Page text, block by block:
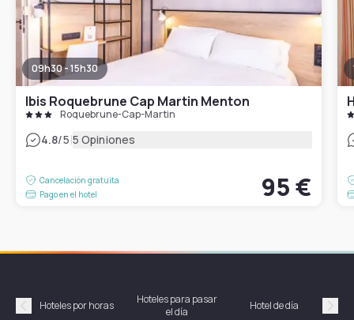
09h30 - 15h30
Ibis Roquebrune Cap Martin Menton
Roquebrune-Cap-Martin
4.8/5|5 Opiniones
Cancelación gratuita
Pago en el hotel
95 €
Précédent
Hoteles por horas
Hoteles para pasar
el día
Hotel de día